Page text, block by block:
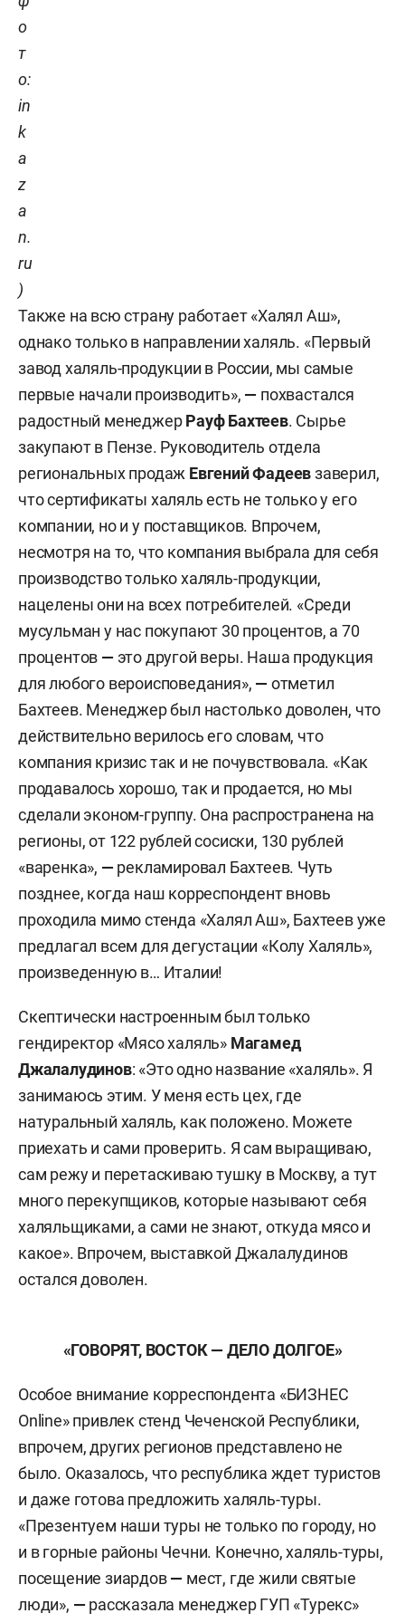
о
т
о:
in
k
a
z
a
n.
ru
)
Также на всю страну работает «Халял Аш»,
однако только в направлении халяль. «Первый
завод халяль-продукции в России, мы самые
первые начали производить», — похвастался
радостный менеджерРауф Бахтеев. Сырье
закупают в Пензе. Руководитель отдела
региональных продаж Евгений Фадеевзаверил,
что сертификаты халяль есть не только у его
компании, но и у поставщиков. Впрочем,
несмотря на то, что компания выбрала для себя
производство только халяль-продукции,
нацелены они на всех потребителей. «Среди
мусульман у нас покупают 30 процентов, а 70
процентов — это другой веры. Наша продукция
для любого вероисповедания», — отметил
Бахтеев. Менеджер был настолько доволен, что
действительно верилось его словам, что
компания кризис так и не почувствовала. «Как
продавалось хорошо, так и продается, но мы
сделали эконом-группу. Она распространена на
регионы, от 122 рублей сосиски, 130 рублей
«варенка», — рекламировал Бахтеев. Чуть
позднее, когда наш корреспондент вновь
проходила мимо стенда «Халял Аш», Бахтеев уже
предлагал всем для дегустации «Колу Халяль»,
произведенную в… Италии!
Скептически настроенным был только
гендиректор «Мясо халяль» Магамед
Джалалудинов: «Это одно название «халяль». Я
занимаюсь этим. У меня есть цех, где
натуральный халяль, как положено. Можете
приехать и сами проверить. Я сам выращиваю,
сам режу и перетаскиваю тушку в Москву, а тут
много перекупщиков, которые называют себя
халяльщиками, а сами не знают, откуда мясо и
какое». Впрочем, выставкой Джалалудинов
остался доволен.
«ГОВОРЯТ, ВОСТОК — ДЕЛО ДОЛГОЕ»
Особое внимание корреспондента «БИЗНЕС
Online» привлек стенд Чеченской Республики,
впрочем, других регионов представлено не
было. Оказалось, что республика ждет туристов
и даже готова предложить халяль-туры.
«Презентуем наши туры не только по городу, но
и в горные районы Чечни. Конечно, халяль-туры,
посещение зиардов— мест, где жили святые
люди», — рассказала менеджер ГУП «Турекс»